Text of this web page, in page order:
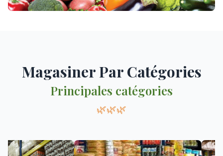
Magasiner Par Catégories
Principales catégories
🌿🌿🌿